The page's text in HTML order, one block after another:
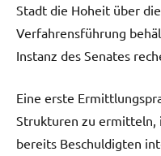
Stadt die Hoheit über
Verfahrensführung
Instanz des Senates
Eine erste
Strukturen zu ermitteln,
bereits Beschuldigten